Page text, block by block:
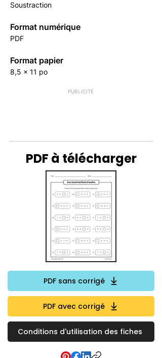
Soustraction
Format numérique
PDF
Format papier
8,5 x 11 po
PUBLICITÉ
PDF à télécharger
PDF sans corrigé
PDF avec corrigé
Conditions d'utilisation des fiches